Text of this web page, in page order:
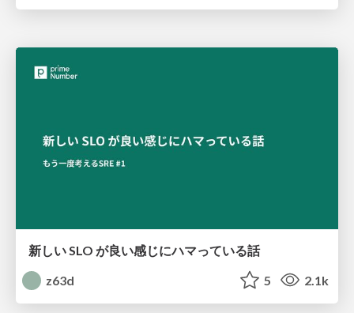
新しい SLO が良い感じにハマっている話
z63d
5 2.1k